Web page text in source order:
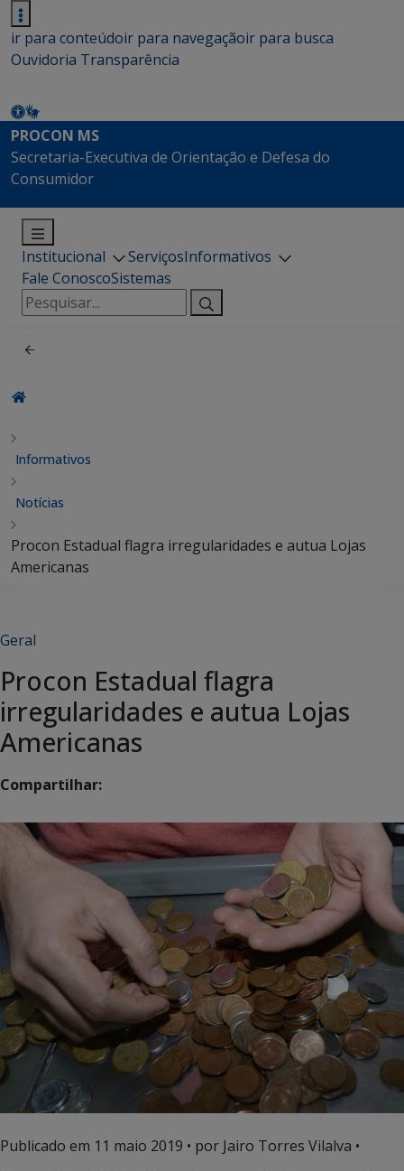
ir para conteúdoir para navegaçãoir para busca
Ouvidoria Transparência
PROCON MS
Secretaria-Executiva de Orientação e Defesa do
Consumidor
Institucional ServiçosInformativos
Fale ConoscoSistemas
Pesquisar
por:
Informativos
Notícias
Procon Estadual flagra irregularidades e autua Lojas
Americanas
Geral
Procon Estadual flagra
irregularidades e autua Lojas
Americanas
Compartilhar:
Publicado em 11 maio 2019 • por Jairo Torres Vilalva •